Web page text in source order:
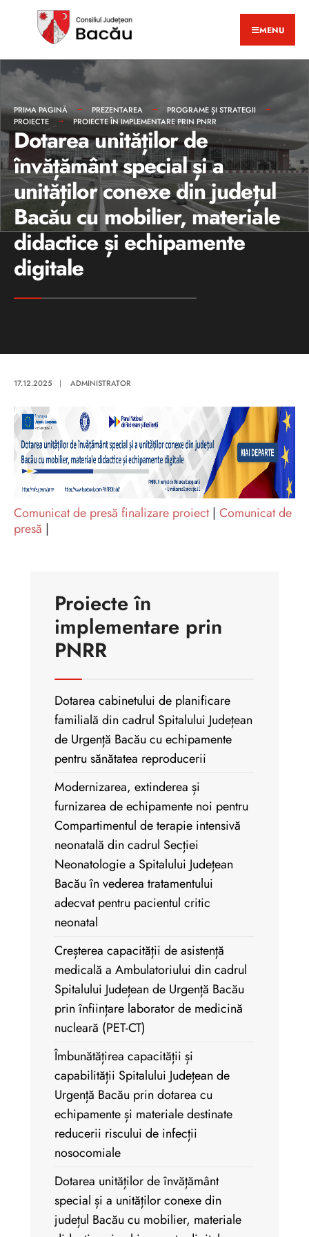
MENU
PRIMA PAGINĂ PREZENTAREA
PROGRAME ȘI STRATEGII
PROIECTE
PROIECTE ÎN IMPLEMENTARE PRIN PNRR
Dotarea unităților de
învățământ special și a
unităților conexe din județul
Bacău cu mobilier, materiale
didactice și echipamente
digitale
17.12.2025 | ADMINISTRATOR
Comunicat de presă finalizare proiect| Comunicat de
presă |
Proiecte în
implementare prin
PNRR
Dotarea cabinetului de planificare
familială din cadrul Spitalului Județean
de Urgență Bacău cu echipamente
pentru sănătatea reproducerii
Modernizarea, extinderea și
furnizarea de echipamente noi pentru
Compartimentul de terapie intensivă
neonatală din cadrul Secției
Neonatologie a Spitalului Județean
Bacău în vederea tratamentului
adecvat pentru pacientul critic
neonatal
Creșterea capacității de asistență
medicală a Ambulatoriului din cadrul
Spitalului Județean de Urgență Bacău
prin înființare laborator de medicină
nucleară (PET-CT)
Îmbunătățirea capacității și
capabilității Spitalului Județean de
Urgență Bacău prin dotarea cu
echipamente și materiale destinate
reducerii riscului de infecții
nosocomiale
Dotarea unităților de învățământ
special și a unităților conexe din
județul Bacău cu mobilier, materiale